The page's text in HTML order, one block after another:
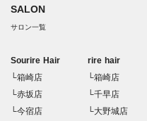
SALON
サロン一覧
Sourire Hair
└箱崎店
└赤坂店
└今宿店
rire hair
└箱崎店
└千早店
└大野城店